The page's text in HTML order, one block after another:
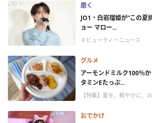
磨く
JO1・白岩瑠姫が“この
ョー マロー...
＃ビューティーニュース
グルメ
アーモンドミルク100％
タミンEたっぷ...
【特集】夏を、軽やかに、
おでかけ